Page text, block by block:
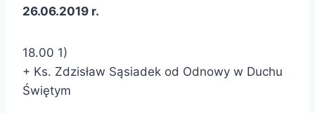
26.06.2019 r.
18.00 1)
+ Ks. Zdzisław Sąsiadek od Odnowy w Duchu
Świętym